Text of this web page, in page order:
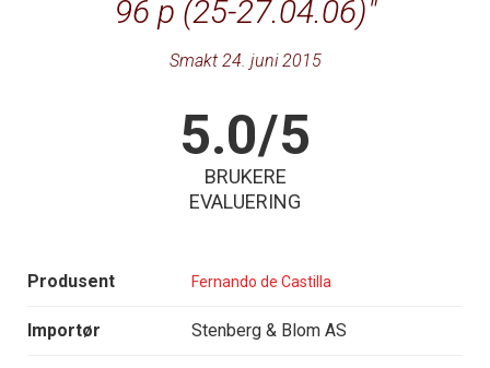
96 p (25-27.04.06)
Smakt 24. juni 2015
5.0/5
BRUKERE
EVALUERING
Produsent Fernando de Castilla
Importør Stenberg & Blom AS